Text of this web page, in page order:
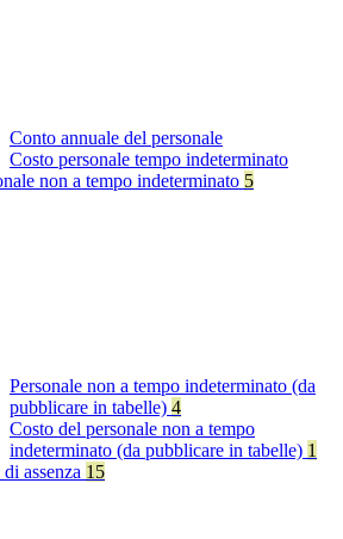
Conto annuale del personale
Costo personale tempo indeterminato
non a tempo indeterminato 5
Personale non a tempo indeterminato (da
pubblicare in tabelle) 4
Costo del personale non a tempo
indeterminato (da pubblicare in tabelle) 1
di assenza 15